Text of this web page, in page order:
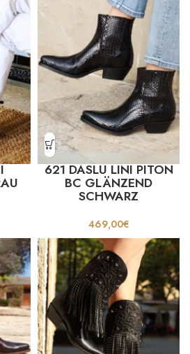
621 DASLU LINI PITON
BC GLÄNZEND
SCHWARZ
469,00€